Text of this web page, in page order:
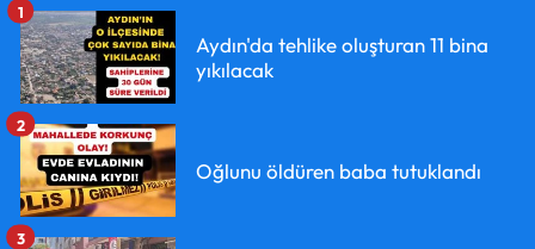
Aydın'da tehlike oluşturan 11 bina
yıkılacak
1
Oğlunu öldüren baba tutuklandı
2
3